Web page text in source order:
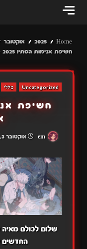
Home
2025 אוקטובר
חשיפת אנימות הסתיו 2025 – אנימה בדם
Uncategorized כללי
אוקטובר 3, 2025
שלום לכולם מאיה
החדשים